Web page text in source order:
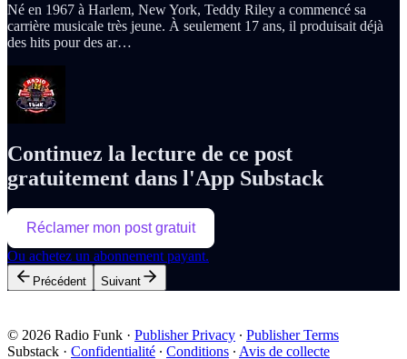
Né en 1967 à Harlem, New York, Teddy Riley a commencé sa
carrière musicale très jeune. À seulement 17 ans, il produisait déjà
des hits pour des ar…
Continuez la lecture de ce post
gratuitement dans l'App Substack
Réclamer mon post gratuit
Ou achetez un abonnement payant.
Précédent Suivant
© 2026 Radio Funk · Publisher Privacy ∙ Publisher Terms
Substack · Confidentialité ∙ Conditions ∙ Avis de collecte